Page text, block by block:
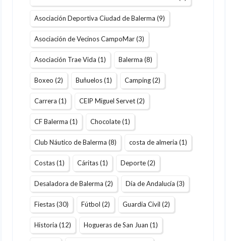
Asociación Deportiva Ciudad de Balerma (9)
Asociación de Vecinos CampoMar(3)
Asociación Trae Vida (1) Balerma (8)
Boxeo (2) Buñuelos(1) Camping(2)
Carrera (1) CEIP Miguel Servet(2)
CF Balerma (1) Chocolate(1)
Club Náutico de Balerma (8) costa de almeria (1)
Costas(1) Cáritas(1) Deporte(2)
Desaladora de Balerma (2) Día de Andalucía (3)
Fiestas(30) Fútbol (2) Guardia Civil (2)
Historia (12) Hogueras de San Juan (1)